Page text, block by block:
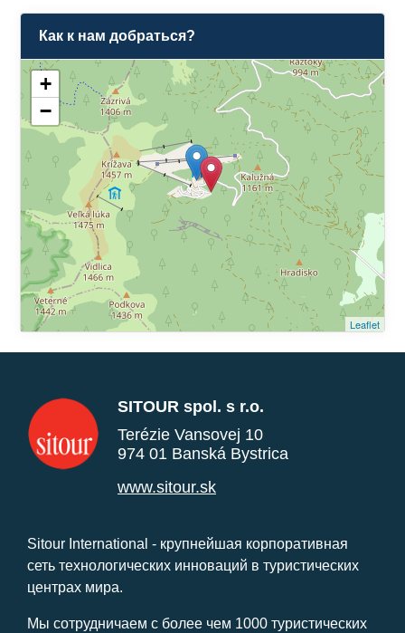
Как к нам добраться?
+
−
Leaflet
SITOUR spol. s r.o.
Terézie Vansovej 10
974 01 Banská Bystrica
www.sitour.sk
Sitour International - крупнейшая корпоративная
сеть технологических инноваций в туристических
центрах мира.
Мы сотрудничаем с более чем 1000 туристических